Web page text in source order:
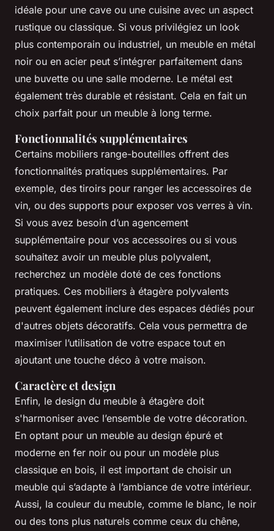
idéale pour une cave ou une cuisine avec un aspect
rustique ou classique. Si vous privilégiez un look
plus contemporain ou industriel, un meuble en métal
noir ou en acier peut s’intégrer parfaitement dans
une buvette ou une salle moderne. Le métal est
également très durable et résistant. Cela en fait un
choix parfait pour un meuble à long terme.
Fonctionnalités supplémentaires
Certains mobiliers range-bouteilles offrent des
fonctionnalités pratiques supplémentaires. Par
exemple, des tiroirs pour ranger les accessoires de
vin, ou des supports pour exposer vos verres à vin.
Si vous avez besoin d’un agencement
supplémentaire pour vos accessoires ou si vous
souhaitez avoir un meuble plus polyvalent,
recherchez un modèle doté de ces fonctions
pratiques. Ces mobiliers à étagère polyvalents
peuvent également inclure des espaces dédiés pour
d'autres objets décoratifs. Cela vous permettra de
maximiser l’utilisation de votre espace tout en
ajoutant une touche déco à votre maison.
Caractère et design
Enfin, le design du meuble à étagère doit
s'harmoniser avec l’ensemble de votre décoration.
En optant pour un meuble au design épuré et
moderne en fer noir ou pour un modèle plus
classique en bois, il est important de choisir un
meuble qui s’adapte à l’ambiance de votre intérieur.
Aussi, la couleur du meuble, comme le blanc, le noir
ou des tons plus naturels comme ceux du chêne,